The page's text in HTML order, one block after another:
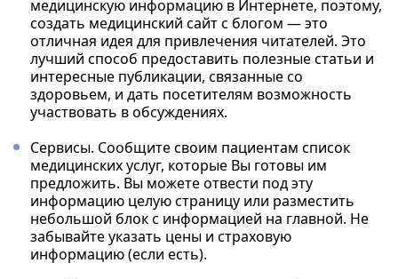
медицинскую информацию в Интернете, поэтому,
создать медицинский сайт с блогом — это
отличная идея для привлечения читателей. Это
лучший способ предоставить полезные статьи и
интересные публикации, связанные со
здоровьем, и дать посетителям возможность
участвовать в обсуждениях.
Сервисы. Сообщите своим пациентам список
медицинских услуг, которые Вы готовы им
предложить. Вы можете отвести под эту
информацию целую страницу или разместить
небольшой блок с информацией на главной. Не
забывайте указать цены и страховую
информацию (если есть).